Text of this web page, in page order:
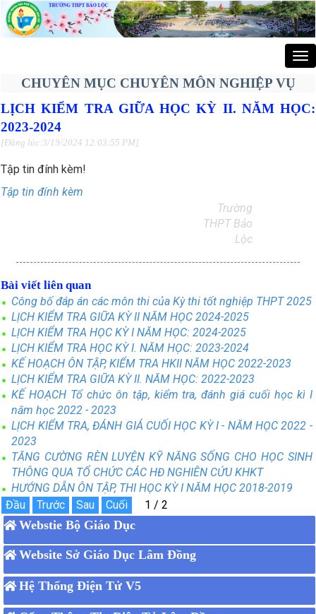
CHUYÊN MỤC CHUYÊN MÔN NGHIỆP VỤ
LỊCH KIỂM TRA GIỮA HỌC KỲ II. NĂM HỌC:
2023-2024
[Đăng lúc:3/19/2024 12:03:55 PM]
Tập tin đính kèm!
Tập tin đính kèm
Trường
THPT Bảo
Lộc
Bài viết liên quan
Công bố đáp án các môn thi của Kỳ thi tốt nghiệp THPT 2025
LỊCH KIỂM TRA GIỮA KỲ II NĂM HỌC 2024-2025
LỊCH KIỂM TRA HỌC KỲ I NĂM HỌC: 2024-2025
LỊCH KIỂM TRA HỌC KỲ I. NĂM HỌC: 2023-2024
KẾ HOẠCH ÔN TẬP, KIỂM TRA HKII NĂM HỌC 2022-2023
LỊCH KIỂM TRA GIỮA KỲ II. NĂM HỌC: 2022-2023
KẾ HOẠCH Tổ chức ôn tập, kiểm tra, đánh giá cuối học kì I
năm học 2022 - 2023
LỊCH KIỂM TRA, ĐÁNH GIÁ CUỐI HỌC KỲ I - NĂM HỌC 2022 -
2023
TĂNG CƯỜNG RÈN LUYỆN KỸ NĂNG SỐNG CHO HỌC SINH
THÔNG QUA TỔ CHỨC CÁC HĐ NGHIÊN CỨU KHKT
HƯỚNG DẪN ÔN TẬP, THI HỌC KỲ I NĂM HỌC 2018-2019
Webstie Bộ Giáo Dục
Website Sở Giáo Dục Lâm Đồng
Hệ Thống Điện Tử V5